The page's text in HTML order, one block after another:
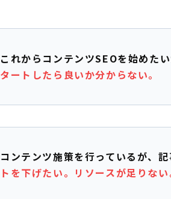
これからコンテンツSEOを始めた
タートしたら良いか分からない。
コンテンツ施策を行っているが、
トを下げたい。リソースが足りない